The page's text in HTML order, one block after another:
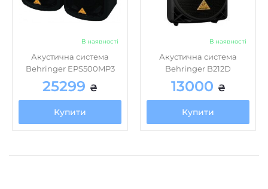
В наявності
Акустична система
Behringer EPS500MP3
25299 ₴
Купити
В наявності
Акустична система
Behringer B212D
13000 ₴
Купити